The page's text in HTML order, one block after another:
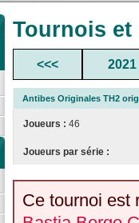
Tournois
<<< 2021
Antibes Originales TH2
Joueurs : 46
Joueurs par série :
Ce tournoi est